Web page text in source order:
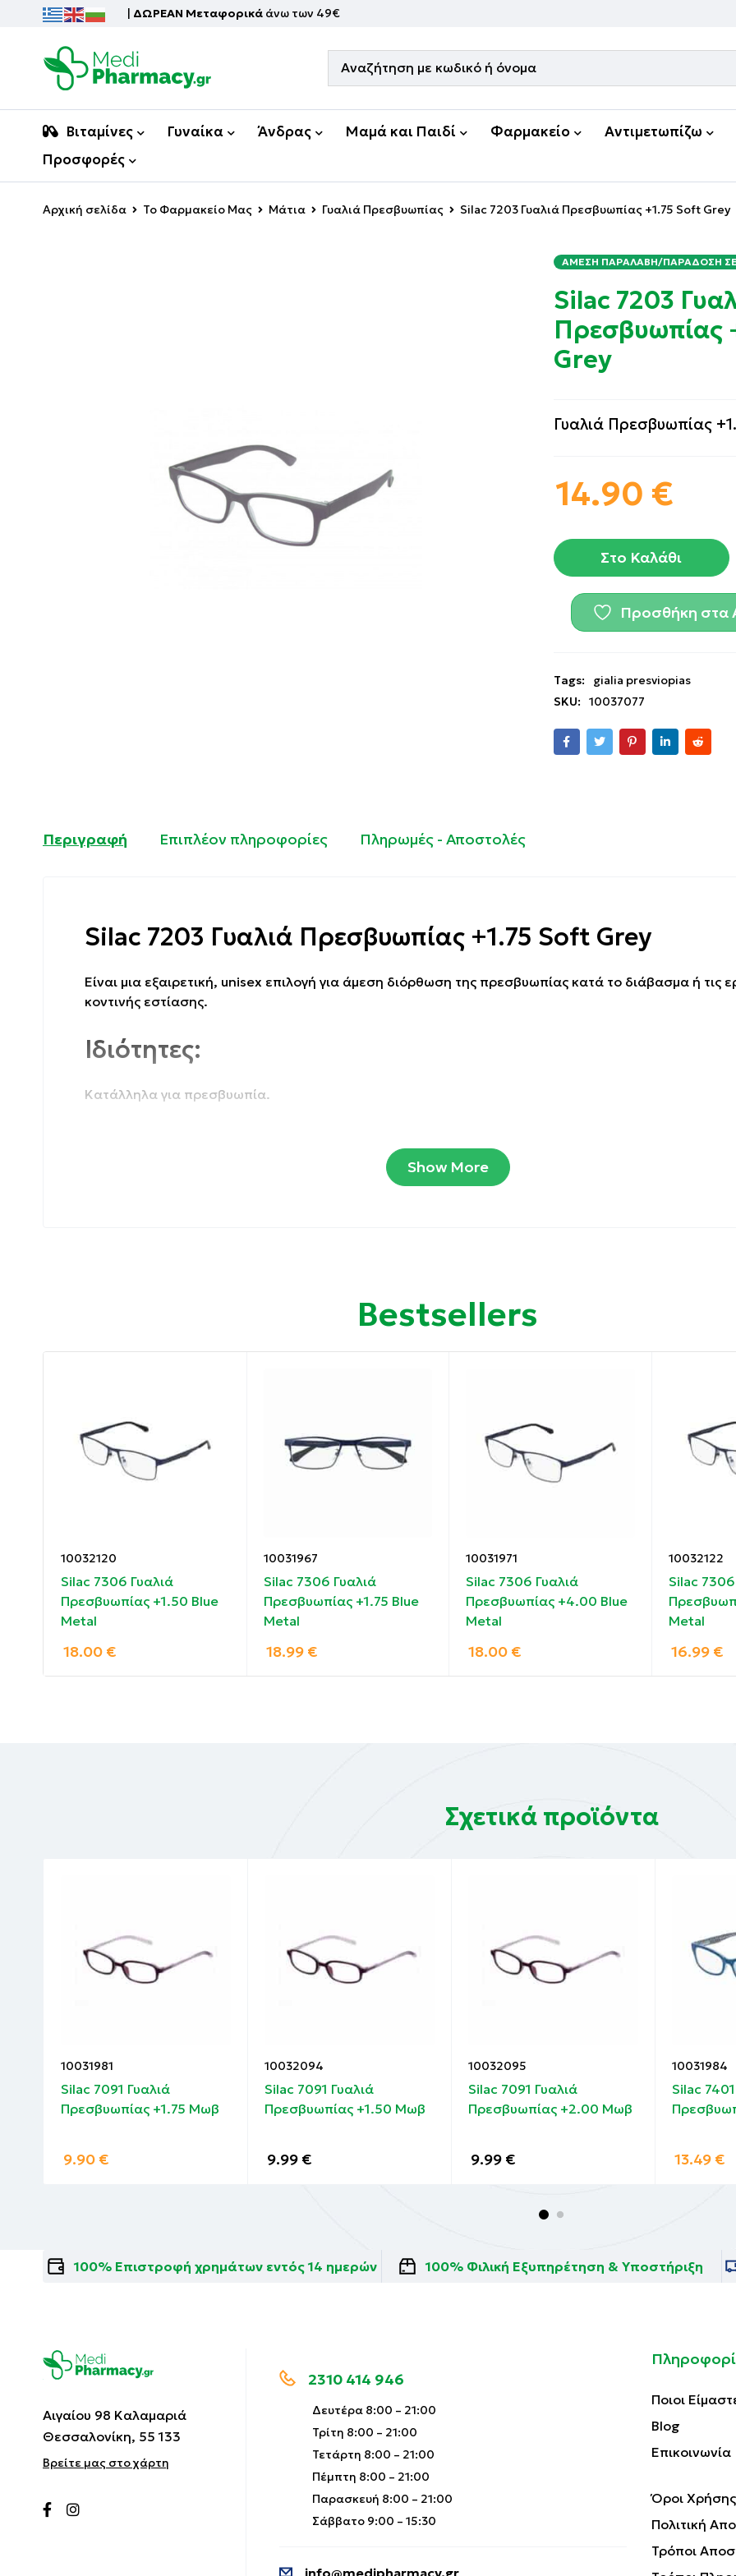
| ΔΩΡΕΑΝ Μεταφορικά άνω των 49€
Βιταμίνες Γυναίκα Άνδρας Μαμά και Παιδί Φαρμακείο Αντιμετωπίζω
Προσφορές
Αρχική σελίδα Το Φαρμακείο Μας Μάτια Γυαλιά Πρεσβυωπίας Silac 7203 Γυαλιά Πρεσβυωπίας +1.75 Soft Grey
ΆΜΕΣΗ ΠΑΡΑΛΑΒΉ/ΠΑΡΆΔΟΣΗ ΣΕ
Silac 7203
Πρεσβυωπίας
Grey
Γυαλιά Πρεσβυωπίας
14.90 €
Στο Καλάθι
Προσθήκη στα
Tags:
gialia presviopias
SKU:
10037077
Περιγραφή Επιπλέον πληροφορίες Πληρωμές - Αποστολές
Silac 7203 Γυαλιά Πρεσβυωπίας +1.75 Soft Grey
Eίναι μια εξαιρετική, unisex επιλογή για άμεση διόρθωση της πρεσβυωπίας κατά το διάβασμα ή τις
κοντινής εστίασης.
Ιδιότητες:
Κατάλληλα για πρεσβυωπία.
Με εύκαμπτους βραχίονες για μεγαλύτερη άνεση.
Συστατικά:
Show More
Bestsellers
10032120
Silac 7306 Γυαλιά
Πρεσβυωπίας +1.50 Blue
Metal
18.00 €
10031967
Silac 7306 Γυαλιά
Πρεσβυωπίας +1.75 Blue
Metal
18.99 €
10031971
Silac 7306 Γυαλιά
Πρεσβυωπίας +4.00 Blue
Metal
18.00 €
10032122
Silac 7306
Metal
16.99 €
Σχετικά προϊόντα
10031981
Silac 7091 Γυαλιά
Πρεσβυωπίας +1.75 Μωβ
9.90 €
10032094
Silac 7091 Γυαλιά
Πρεσβυωπίας +1.50 Μωβ
9.99 €
10032095
Silac 7091 Γυαλιά
Πρεσβυωπίας +2.00 Μωβ
9.99 €
10031984
Silac
13.49 €
100% Επιστροφή χρημάτων εντός 14 ημερών 100% Φιλική Εξυπηρέτηση & Υποστήριξη
Αιγαίου 98 Καλαμαριά
Θεσσαλονίκη, 55 133
Βρείτε μας στο χάρτη
2310 414 946
Δευτέρα 8:00 – 21:00
Τρίτη 8:00 – 21:00
Τετάρτη 8:00 – 21:00
Πέμπτη 8:00 – 21:00
Παρασκευή 8:00 – 21:00
Σάββατο 9:00 – 15:30
info@medipharmacy.gr
Ποιοι
Blog
Επικοινωνία
Όροι Χρήσης
Πολιτική
Τρόποι